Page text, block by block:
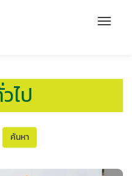
ไป
ค้นหา